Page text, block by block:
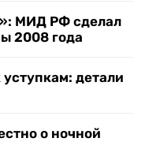
МИД РФ сделал
2008 года
детали
о ночной